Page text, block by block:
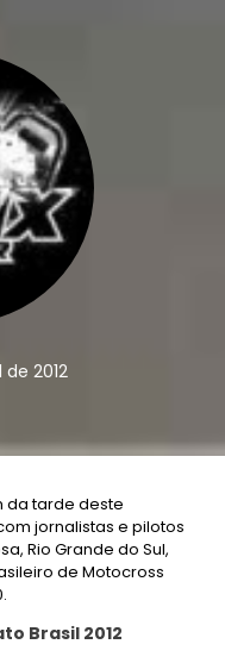
2012
da tarde deste
jornalistas e pilotos
Rio Grande do Sul,
de Motocross
Brasil 2012